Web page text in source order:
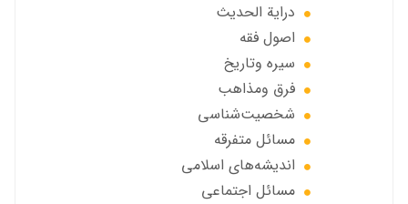
درایة الحديث
اصول فقه
سیره وتاریخ
فرق ومذاهب
شخصیت‌شناسی
مسائل متفرقه
انديشه‌هاي اسلامي
مسائل اجتماعي